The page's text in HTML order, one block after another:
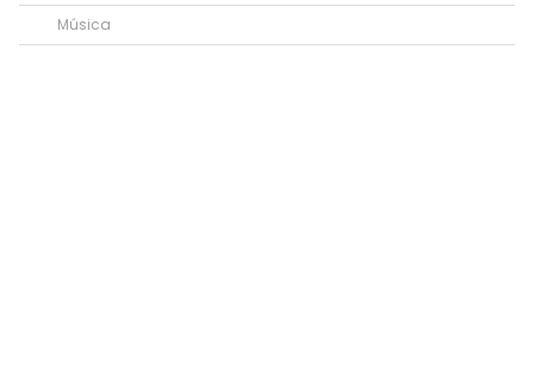
Música